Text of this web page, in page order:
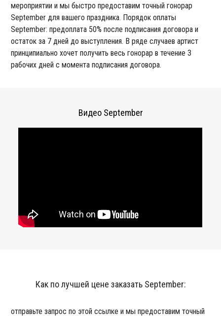
мероприятии и мы быстро предоставим точный гонорар
September для вашего праздника. Порядок оплаты
September: предоплата 50% после подписания договора и
остаток за 7 дней до выступления. В ряде случаев артист
принципиально хочет получить весь гонорар в течение 3
рабочих дней с момента подписания договора.
Видео September
Как по лучшей цене заказать September:
отправьте запрос по этой ссылке и мы предоставим точный